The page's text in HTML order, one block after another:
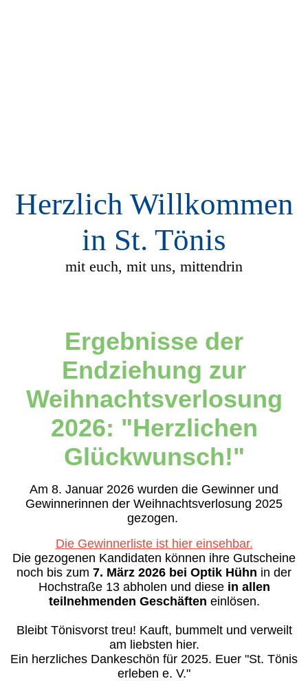
Herzlich Willkommen
in St. Tönis
mit euch, mit uns, mittendrin
Ergebnisse der
Endziehung zur
Weihnachtsverlosung
2026: "Herzlichen
Glückwunsch!"
Am 8. Januar 2026 wurden die Gewinner und
Gewinnerinnen der Weihnachtsverlosung 2025
gezogen.
Die Gewinnerliste ist hier einsehbar.
Die gezogenen Kandidaten können ihre Gutscheine
noch bis zum 7. März 2026 bei Optik Hühn in der
Hochstraße 13 abholen und diese in allen
teilnehmenden Geschäften einlösen.
Bleibt Tönisvorst treu! Kauft, bummelt und verweilt
am liebsten hier.
Ein herzliches Dankeschön für 2025. Euer "St. Tönis
erleben e. V."